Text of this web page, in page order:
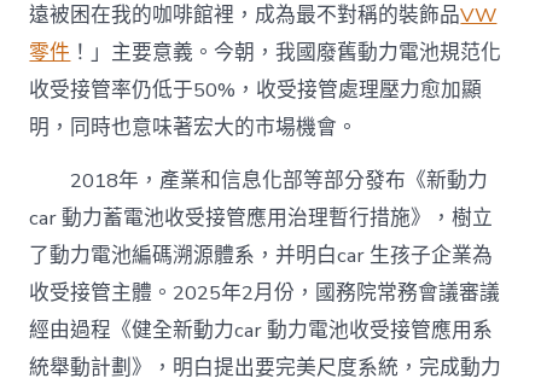
遠被困在我的咖啡館裡，成為最不對稱的裝飾品VW
零件 ！」主要意義。今朝，我國廢舊動力電池規范化
收受接管率仍低于50%，收受接管處理壓力愈加顯
明，同時也意味著宏大的市場機會。
2018年，產業和信息化部等部分發布《新動力
car 動力蓄電池收受接管應用治理暫行措施》，樹立
了動力電池編碼溯源體系，并明白car 生孩子企業為
收受接管主體。2025年2月份，國務院常務會議審議
經由過程《健全新動力car 動力電池收受接管應用系
統舉動計劃》，明白提出要完美尺度系統，完成動力